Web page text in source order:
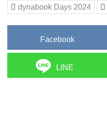
dynabook Days 2024
Facebook
LINE